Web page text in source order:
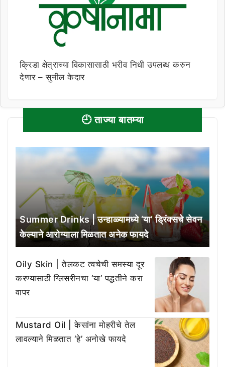
क्रिडा क्षेत्राच्या विकासासाठी भरीव निधी उपलब्ध करुन
देणार – सुनील केदार
🕘 ताज्या बातम्या
Summer Drinks | उन्हाळ्यामध्ये ‘या’ ड्रिंक्सचे सेवन
केल्याने आरोग्याला मिळतात अनेक फायदे
Oily Skin | तेलकट त्वचेची समस्या दूर
करण्यासाठी ग्लिसरीनचा ‘या’ पद्धतीने करा
वापर
Mustard Oil | केसांना मोहरीचे तेल
लावल्याने मिळतात ‘हे’ अनोखे फायदे